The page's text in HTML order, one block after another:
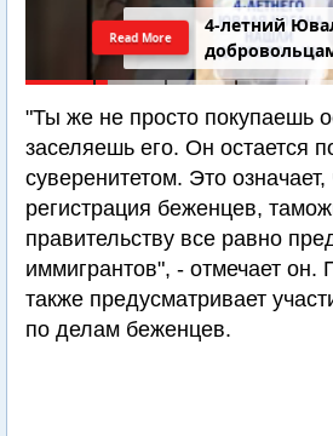
4-летний
Read More
"Ты же не просто покупаешь
заселяешь его. Он остается
суверенитетом. Это
регистрация беженцев,
правительству все равно
иммигрантов", - отмечает он.
также предусматривает
по делам беженцев.